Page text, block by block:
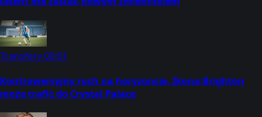
Transfery00:01
Kontrowersyjny ruch na horyzoncie. Ikona Brighton
może trafić do Crystal Palace